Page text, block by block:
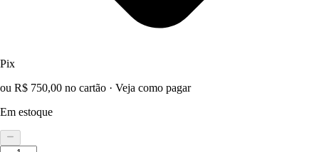
Pix
ou R$ 750,00 no cartão · Veja como pagar
Em estoque